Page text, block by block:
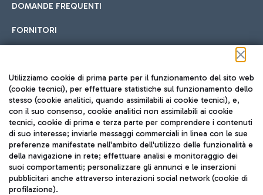
DOMANDE FREQUENTI
FORNITORI
Seguici sui social
TRAVEL JOURNAL
ITA
Utilizziamo cookie di prima parte per il funzionamento del sito web
(cookie tecnici), per effettuare statistiche sul funzionamento dello
stesso (cookie analitici, quando assimilabili ai cookie tecnici), e,
con il suo consenso, cookie analitici non assimilabili ai cookie
tecnici, cookie di prima e terza parte per comprendere i contenuti
di suo interesse; inviarle messaggi commerciali in linea con le sue
preferenze manifestate nell'ambito dell'utilizzo delle funzionalità e
della navigazione in rete; effettuare analisi e monitoraggio dei
suoi comportamenti; personalizzare gli annunci e le inserzioni
pubblicitari anche attraverso interazioni social network (cookie di
profilazione).